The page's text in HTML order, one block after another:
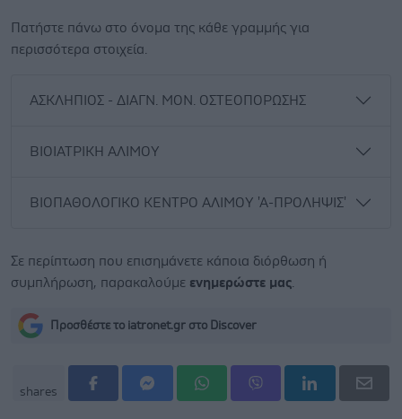
Πατήστε πάνω στο όνομα της κάθε γραμμής για
περισσότερα στοιχεία.
ΑΣΚΛΗΠΙΟΣ - ΔΙΑΓΝ. ΜΟΝ. ΟΣΤΕΟΠΟΡΩΣΗΣ
ΒΙΟΙΑΤΡΙΚΗ ΑΛΙΜΟΥ
ΒΙΟΠΑΘΟΛΟΓΙΚΟ ΚΕΝΤΡΟ ΑΛΙΜΟΥ 'Α-ΠΡΟΛΗΨΙΣ'
Σε περίπτωση που επισημάνετε κάποια διόρθωση ή
συμπλήρωση, παρακαλούμε ενημερώστε μας
Προσθέστε το iatronet.gr στο Discover
shares